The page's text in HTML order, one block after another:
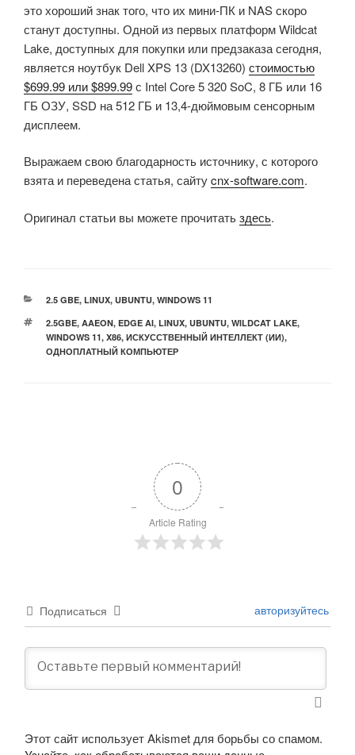
это хороший знак того, что их мини-ПК и NAS скоро
станут доступны. Одной из первых платформ Wildcat
Lake, доступных для покупки или предзаказа сегодня,
является ноутбук Dell XPS 13 (DX13260) стоимостью
$699.99 или $899.99с Intel Core 5 320 SoC, 8 ГБ или 16
ГБ ОЗУ, SSD на 512 ГБ и 13,4-дюймовым сенсорным
дисплеем.
Выражаем свою благодарность источнику, с которого
взята и переведена статья, сайтуcnx-software.com.
Оригинал статьи вы можете прочитатьздесь.
РУБРИКИ
2.5 GBE, LINUX, UBUNTU, WINDOWS 11
МЕТКИ
2.5GBE, AAEON, EDGE AI, LINUX, UBUNTU, WILDCAT LAKE,
WINDOWS 11, X86, ИСКУССТВЕННЫЙ ИНТЕЛЛЕКТ (ИИ),
ОДНОПЛАТНЫЙ КОМПЬЮТЕР
0
Article Rating
Подписаться авторизуйтесь
Этот сайт использует Akismet для борьбы со спамом.